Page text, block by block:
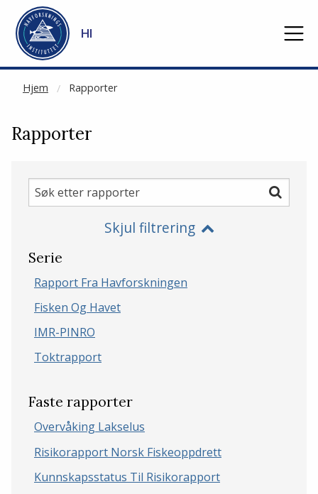
Gå til hovedinnhold
HI
Hjem Rapporter
NOT CACHED
Rapporter
Søk
etter
Søk
Skjul filtrering
Serie
Rapport Fra Havforskningen
Fisken Og Havet
IMR-PINRO
Toktrapport
Faste rapporter
Overvåking Lakselus
Risikorapport Norsk Fiskeoppdrett
Kunnskapsstatus Til Risikorapport